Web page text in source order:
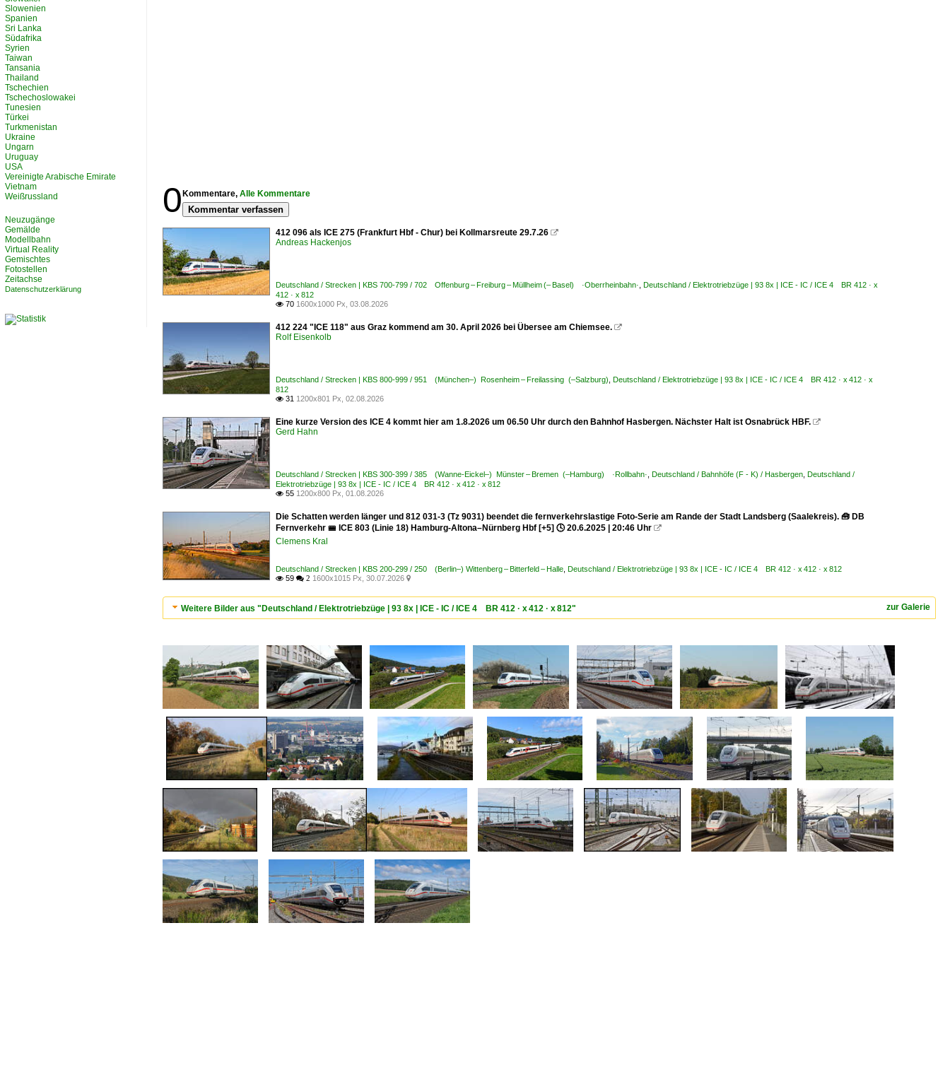
0 Kommentare, Alle Kommentare
Kommentar verfassen
412 096 als ICE 275 (Frankfurt Hbf - Chur) bei Kollmarsreute 29.7.26 
Andreas Hackenjos
Deutschland / Strecken | KBS 700-799 / 702 Offenburg – Freiburg – Müllheim (– Basel) ·Oberrheinbahn· Deutschland / Elektrotriebzüge | 93 8x | ICE - IC / ICE 4 BR 412 · x
412 · x 812
 70 1600x1000 Px, 03.08.2026
412 224 "ICE 118" aus Graz kommend am 30. April 2026 bei Übersee am Chiemsee. 
Rolf Eisenkolb
Deutschland / Strecken | KBS 800-999 / 951 (München–) Rosenheim – Freilassing (–Salzburg) Deutschland / Elektrotriebzüge | 93 8x | ICE - IC / ICE 4 BR 412 · x 412 · x
812
 31 1200x801 Px, 02.08.2026
Eine kurze Version des ICE 4 kommt hier am 1.8.2026 um 06.50 Uhr durch den Bahnhof Hasbergen. Nächster Halt ist Osnabrück HBF. 
Gerd Hahn
Deutschland / Strecken | KBS 300-399 / 385 (Wanne-Eickel–) Münster – Bremen (–Hamburg) ·Rollbahn· Deutschland / Bahnhöfe (F - K) / Hasbergen Deutschland /
Elektrotriebzüge | 93 8x | ICE - IC / ICE 4 BR 412 · x 412 · x 812
 55 1200x800 Px, 01.08.2026
Die Schatten werden länger und 812 031-3 (Tz 9031) beendet die fernverkehrslastige Foto-Serie am Rande der Stadt Landsberg (Saalekreis). 🧰 DB
Fernverkehr 🚝 ICE 803 (Linie 18) Hamburg-Altona–Nürnberg Hbf [+5] 🕓 20.6.2025 | 20:46 Uhr 
Clemens Kral
Deutschland / Strecken | KBS 200-299 / 250 (Berlin–) Wittenberg – Bitterfeld – Halle Deutschland / Elektrotriebzüge | 93 8x | ICE - IC / ICE 4 BR 412 · x 412 · x 812
 59  2 1600x1015 Px, 30.07.2026 
zur Galerie
Weitere Bilder aus "Deutschland / Elektrotriebzüge | 93 8x | ICE - IC / ICE 4 BR 412 · x 412 · x 812"
Slowenien
Spanien
Sri Lanka
Südafrika
Syrien
Taiwan
Tansania
Thailand
Tschechien
Tschechoslowakei
Tunesien
Türkei
Turkmenistan
Ukraine
Ungarn
Uruguay
USA
Vereinigte Arabische Emirate
Vietnam
Weißrussland
Neuzugänge
Gemälde
Modellbahn
Virtual Reality
Gemischtes
Fotostellen
Zeitachse
Datenschutzerklärung